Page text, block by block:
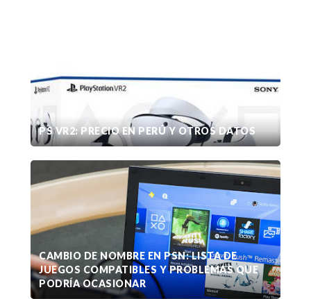
PS VR2: PRECIO EN PERÚ Y OTROS DATOS
CAMBIO DE NOMBRE EN PSN: LISTA DE
JUEGOS COMPATIBLES Y PROBLEMAS QUE
PODRÍA OCASIONAR